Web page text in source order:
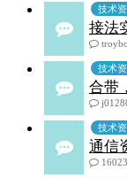
技术
接法
技术
合带
技术
通信